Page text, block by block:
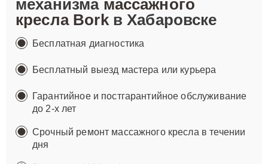
механизма массажного
кресла Borkв Хабаровске
Бесплатная диагностика
Бесплатный выезд мастера или курьера
Гарантийное и постгарантийное обслуживание
до 2-х лет
Срочный ремонт массажного кресла в течении
дня